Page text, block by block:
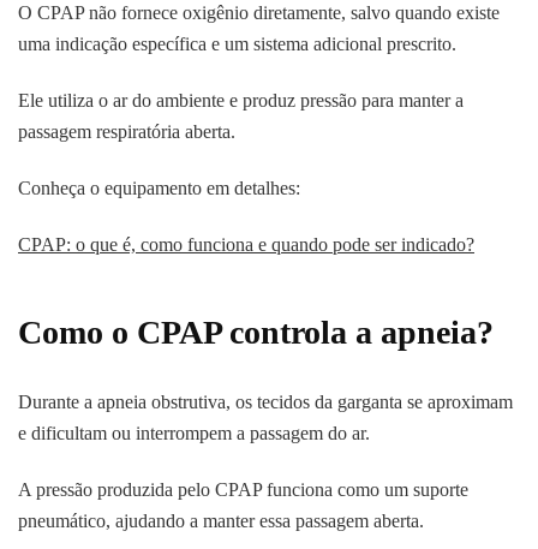
O CPAP não fornece oxigênio diretamente, salvo quando existe
uma indicação específica e um sistema adicional prescrito.
Ele utiliza o ar do ambiente e produz pressão para manter a
passagem respiratória aberta.
Conheça o equipamento em detalhes:
CPAP: o que é, como funciona e quando pode ser indicado?
Como o CPAP controla a apneia?
Durante a apneia obstrutiva, os tecidos da garganta se aproximam
e dificultam ou interrompem a passagem do ar.
A pressão produzida pelo CPAP funciona como um suporte
pneumático, ajudando a manter essa passagem aberta.